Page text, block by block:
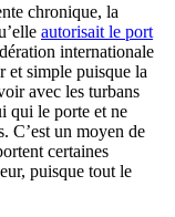
chronique, la
autorisait le port
internationale
et simple puisque la
avec les turbans
qui le porte et ne
C’est un moyen de
certaines
puisque tout le